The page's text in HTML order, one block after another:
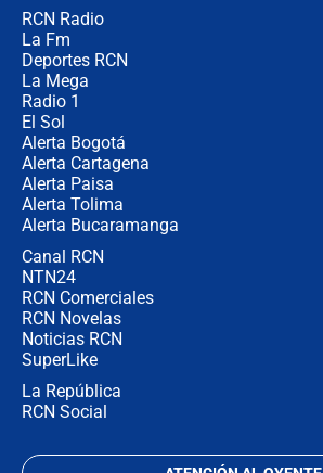
RCN Radio
La Fm
Deportes RCN
La Mega
Radio 1
El Sol
Alerta Bogotá
Alerta Cartagena
Alerta Paisa
Alerta Tolima
Alerta Bucaramanga
Canal RCN
NTN24
RCN Comerciales
RCN Novelas
Noticias RCN
SuperLike
La República
RCN Social